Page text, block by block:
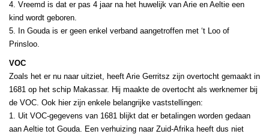
4. Vreemd is dat er pas 4 jaar na het huwelijk van Arie en Aeltie een
kind wordt geboren.
5. In Gouda is er geen enkel verband aangetroffen met ‘t Loo of
Prinsloo.
VOC
Zoals het er nu naar uitziet, heeft Arie Gerritsz zijn overtocht gemaakt in
1681 op het schip Makassar. Hij maakte de overtocht als werknemer bij
de VOC. Ook hier zijn enkele belangrijke vaststellingen:
1. Uit VOC-gegevens van 1681 blijkt dat er betalingen worden gedaan
aan Aeltie tot Gouda. Een verhuizing naar Zuid-Afrika heeft dus niet